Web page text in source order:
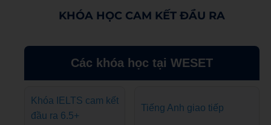
KHÓA HỌC CAM KẾT ĐẦU RA
Các khóa học tại WESET
Khóa IELTS cam kết
đầu ra 6.5+
Tiếng Anh giao tiếp